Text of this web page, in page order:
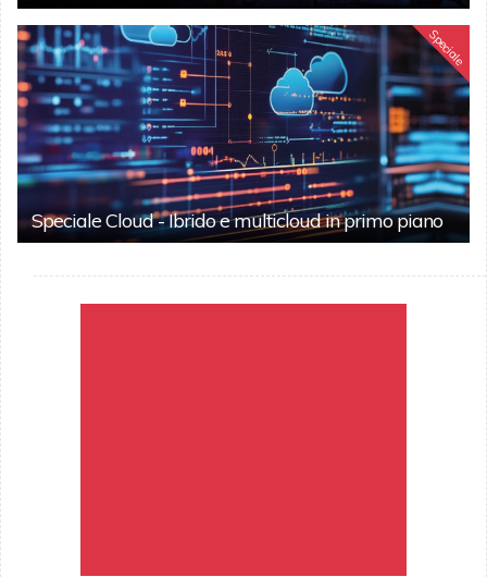
Speciale
Speciale Cloud - Ibrido e multicloud in primo piano